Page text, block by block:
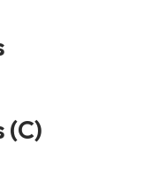
(C)